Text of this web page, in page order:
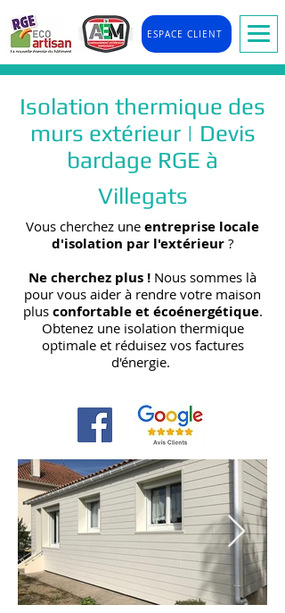
ESPACE CLIENT
Isolation thermique des
murs extérieur | Devis
bardage RGE à
Villegats
Vous cherchez une entreprise locale
d'isolation par l'extérieur ?
Ne cherchez plus ! Nous sommes là
pour vous aider à rendre votre maison
plus confortable et écoénergétique.
Obtenez une isolation thermique
optimale et réduisez vos factures
d'énergie.